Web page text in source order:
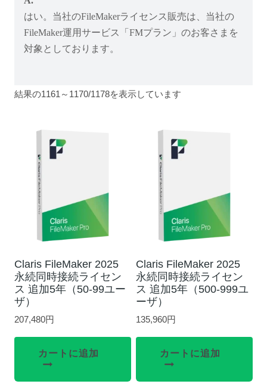
はい。当社のFileMakerライセンス販売は、当社の
FileMaker運用サービス「FMプラン」のお客さまを
対象としております。
結果の1161～1170/1178を表示しています
Claris FileMaker 2025
永続同時接続ライセン
ス 追加5年（50-99ユー
ザ）
207,480円
カートに追加
Claris FileMaker 2025
永続同時接続ライセン
ス 追加5年（500-999ユ
ーザ）
135,960円
カートに追加